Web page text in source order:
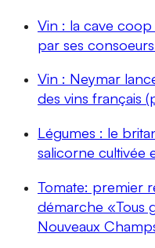
Vin : la cave
par ses
Vin : Neymar
des vins français
Légumes : le
salicorne cultivée
Tomate: premier
démarche «Tous
Nouveaux